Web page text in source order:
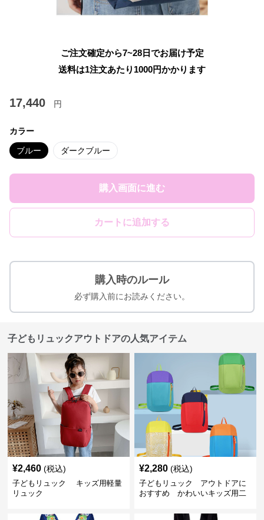
ご注文確定から7~28日でお届け予定
送料は1注文あたり 1000円かかります
17,440 円
カラー
ブルー ダークブルー
購入画面に進む
カートに追加する
購入時のルール
必ず購入前にお読みください。
子どもリュックアウトドアの人気アイテム
¥2,460 (税込)
子どもリュック キッズ用軽量
リュック
¥2,280 (税込)
子どもリュック アウトドアに
おすすめ かわいいキッズ用二